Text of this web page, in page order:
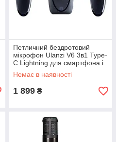
Петличний бездротовий
мікрофон Ulanzi V6 3в1 Type-
C Lightning для смартфона і
камери
Немає в наявності
1 899 ₴